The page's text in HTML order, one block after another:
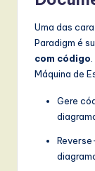
Uma das
Paradigm é
com código
Máquina de
Gere